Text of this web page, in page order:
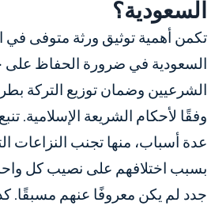
السعودية؟
تكمن أهمية توثيق ورثة متوفى في
السعودية في ضرورة الحفاظ على
الشرعيين وضمان توزيع التركة
وفقًا لأحكام الشريعة الإسلامية.
عدة أسباب، منها تجنب النزاعات
بسبب اختلافهم على نصيب كل
جدد لم يكن معروفًا عنهم مسبقًا.